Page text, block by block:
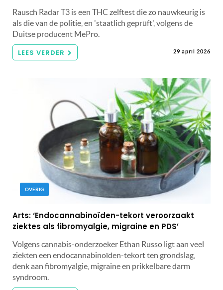
Rausch Radar T3 is een THC zelftest die zo nauwkeurig is
als die van de politie, en 'staatlich geprüft', volgens de
Duitse producent MePro.
LEES VERDER 29 april 2026
OVERIG
Arts: ‘Endocannabinoïden-tekort veroorzaakt
ziektes als fibromyalgie, migraine en PDS’
Volgens cannabis-onderzoeker Ethan Russo ligt aan veel
ziekten een endocannabinoïden-tekort ten grondslag,
denk aan fibromyalgie, migraine en prikkelbare darm
syndroom.